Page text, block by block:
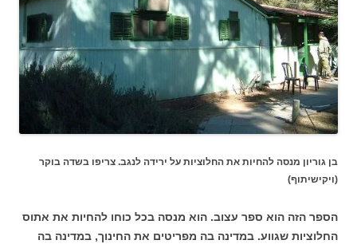
בן גוריון מנסה להחיות את החלוציות על ירידה לנגב. צריפו בשדה בוקר
(ויקישיתוף)
הספר הזה הוא ספר עצוב. הוא מנסה בכל כוחו להחיות את אתוס
החלוציות שגווע. במדינה בה מפריטים את החינוך, במדינה בה